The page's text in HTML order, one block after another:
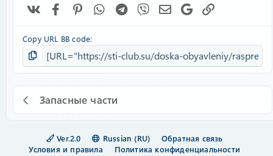
FacebookPinterestWhatsAppTelegram
Viber Электронная почта
Google
Copy URL BB code
Запасные части
Ver.2.0 Russian (RU)
Обратная связь
Условия и правила
Политика конфиденциальности